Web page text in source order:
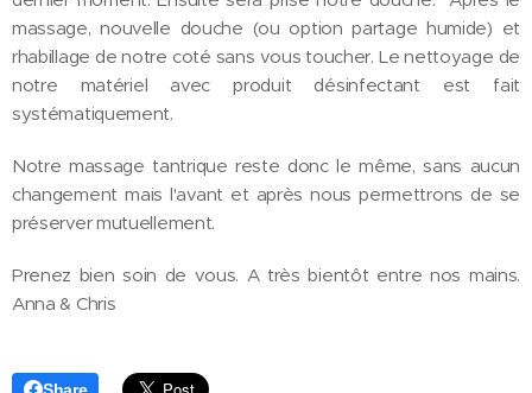
massage, nouvelle douche (ou option partage humide) et
rhabillage de notre coté sans vous toucher. Le nettoyage de
notre matériel avec produit désinfectant est fait
systématiquement.
Notre massage tantrique reste donc le même, sans aucun
changement mais l'avant et après nous permettrons de se
préserver mutuellement.
Prenez bien soin de vous. A très bientôt entre nos mains.
Anna & Chris